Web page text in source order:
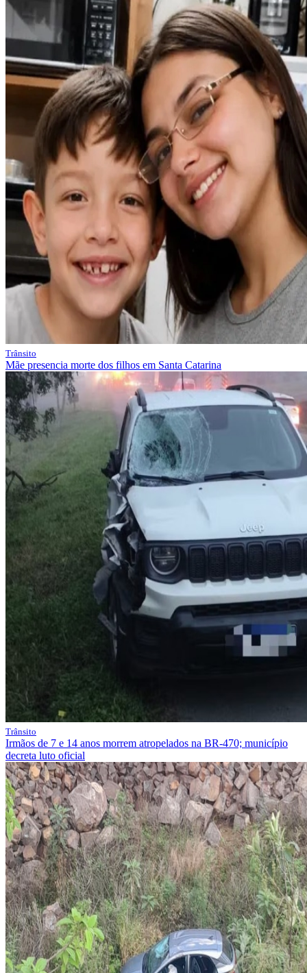
Trânsito
Mãe presencia morte dos filhos em Santa Catarina
Trânsito
Irmãos de 7 e 14 anos morrem atropelados na BR-470; município
decreta luto oficial